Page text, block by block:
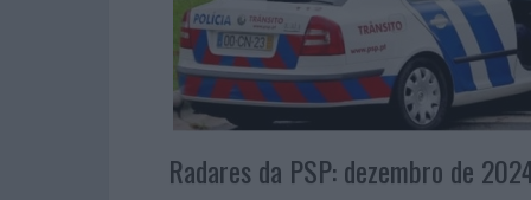
Radares da PSP: dezembro de